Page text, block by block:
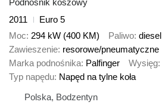
Podnośnik koszowy
2011
Euro 5
Moc 294 kW (400 KM) Paliwo diesel
Zawieszenie resorowe/pneumatyczne
Marka podnośnika Palfinger Wysięg
Typ napędu Napęd na tylne koła
Polska, Bodzentyn